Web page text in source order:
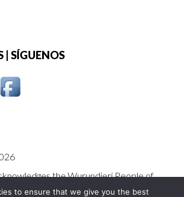
| SÍGUENOS
the Wurundjeri People of
land on which we create stories.
to ensure that we give you the best